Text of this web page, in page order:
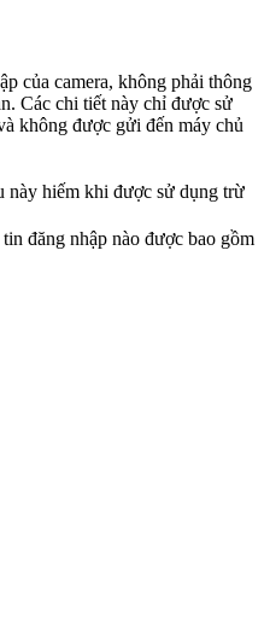
của camera, không phải thông
Các chi tiết này chỉ được sử
không được gửi đến máy chủ
này hiếm khi được sử dụng trừ
đăng nhập nào được bao gồm